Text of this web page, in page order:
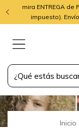
mira ENTREGA de
impuesto).
Inicio